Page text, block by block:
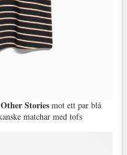
Storiesmot ett par blå
matchar med tofs